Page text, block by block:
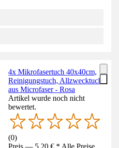
4x Mikrofasertuch 40x40cm,
Reinigungstuch, Allzwecktuch
aus Microfaser - Rosa
Artikel wurde noch nicht
bewertet.
(0)